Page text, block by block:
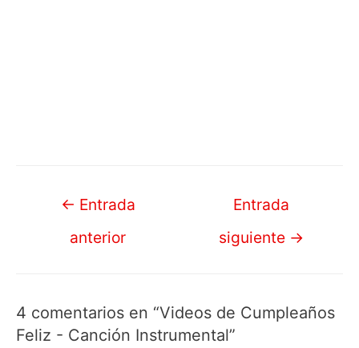
Navegación
← Entrada
anterior
Entrada
siguiente →
4 comentarios en “Videos de Cumpleaños
Feliz - Canción Instrumental”